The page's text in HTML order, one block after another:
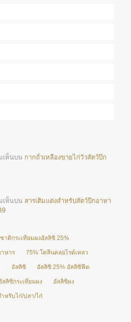
เห็นบน กากถั่วเหลืองขายไก่วัวสัตว์ปีก
เห็นบน สารเติมแต่งสำหรับสัตว์ปีกอาหา
าติกระเทียมผงอัลลิซิ 25%
หาร 75% โคลีนคลอไรด์เหลว
อัลลิซิ อัลลิซิ 25% อัลลิซิฟีด
ลลิซิกระเทียมผง อัลลิซิผง
หรับไก่/ปลา/ไก่